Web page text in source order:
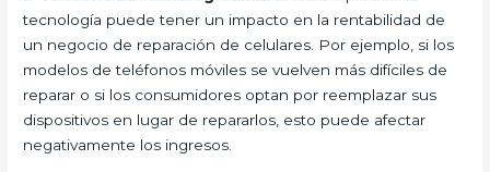
tecnología puede tener un impacto en la rentabilidad de
un negocio de reparación de celulares. Por ejemplo, si los
modelos de teléfonos móviles se vuelven más difíciles de
reparar o si los consumidores optan por reemplazar sus
dispositivos en lugar de repararlos, esto puede afectar
negativamente los ingresos.